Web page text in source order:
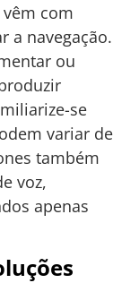
com
a navegação.
ou
se
variar de
também
voz,
apenas